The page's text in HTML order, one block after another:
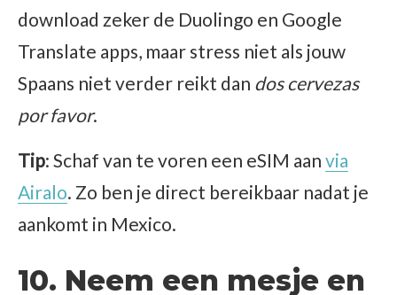
download zeker de Duolingo en Google
Translate apps, maar stress niet als jouw
Spaans niet verder reikt dan dos cervezas
por favor.
Tip: Schaf van te voren een eSIM aan via
Airalo. Zo ben je direct bereikbaar nadat je
aankomt in Mexico.
10. Neem een mesje en